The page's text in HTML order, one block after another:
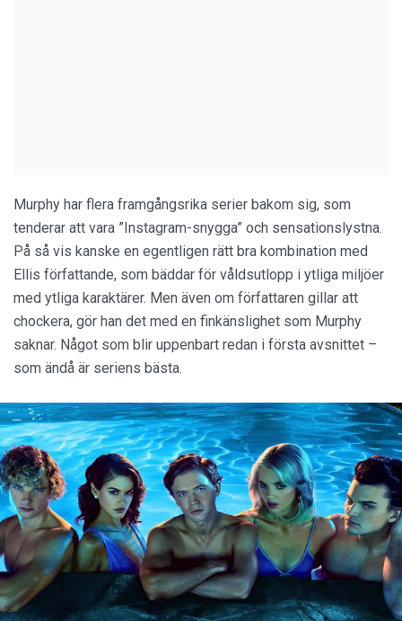
Murphy har flera framgångsrika serier bakom sig, som
tenderar att vara ”Instagram-snygga” och sensationslystna.
På så vis kanske en egentligen rätt bra kombination med
Ellis författande, som bäddar för våldsutlopp i ytliga miljöer
med ytliga karaktärer. Men även om författaren gillar att
chockera, gör han det med en finkänslighet som Murphy
saknar. Något som blir uppenbart redan i första avsnittet –
som ändå är seriens bästa.